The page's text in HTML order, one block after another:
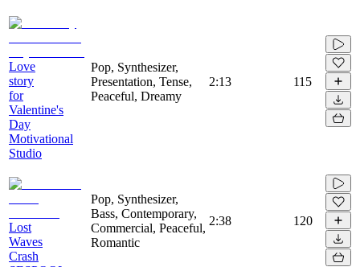
Love
story
for
Valentine's
Day
Motivational
Studio
Pop, Synthesizer,
Presentation, Tense,
Peaceful, Dreamy
2:13 115
Lost
Waves
Crash
Pop, Synthesizer,
Bass, Contemporary,
Commercial, Peaceful,
Romantic
2:38 120